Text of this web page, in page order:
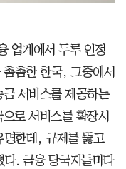
업계에서 두루 인정
촘한 한국, 그중에서
서비스를 제공하는
로 서비스를 확장시
명한데, 규제를 뚫고
다. 금융 당국자들마다